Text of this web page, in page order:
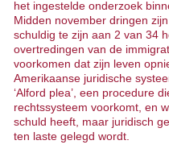
het ingestelde onderzoek
Midden november dringen
schuldig te zijn aan 2 van 34
overtredingen van de
voorkomen dat zijn leven
Amerikaanse juridische
‘Alford plea’, een procedure
rechtssysteem voorkomt, en
schuld heeft, maar juridisch
ten laste gelegd wordt.